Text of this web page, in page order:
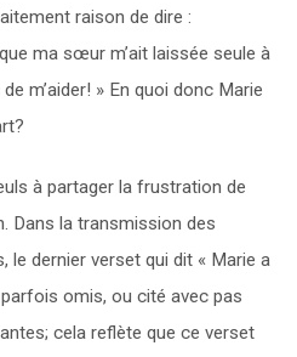
raison de dire :
ma sœur m’ait laissée seule à
m’aider! » En quoi donc Marie
à partager la frustration de
Dans la transmission des
le dernier verset qui dit « Marie a
omis, ou cité avec pas
cela reflète que ce verset